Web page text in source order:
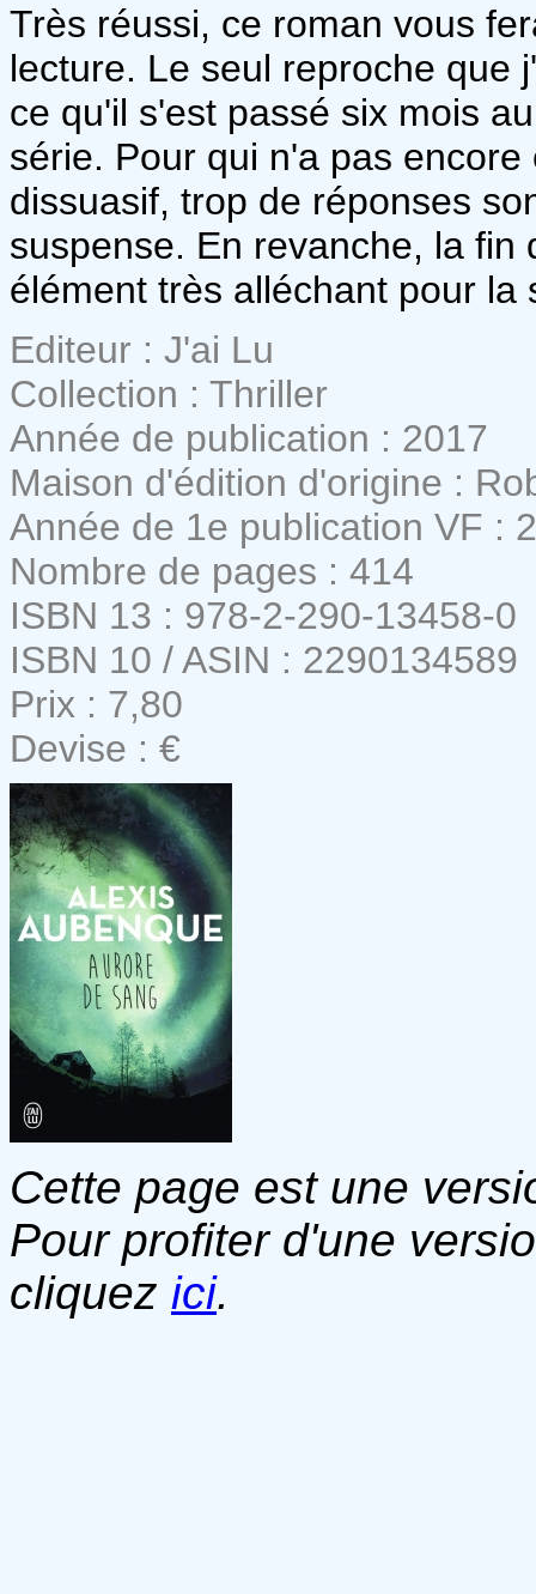
Très réussi, ce roman vous
lecture. Le seul reproche que
ce qu'il s'est passé six mois
série. Pour qui n'a pas
dissuasif, trop de réponses
suspense. En revanche, la
élément très alléchant pour la
Editeur : J'ai Lu
Collection : Thriller
Année de publication : 2017
Maison d'édition d'origine :
Année de 1e publication VF :
Nombre de pages : 414
ISBN 13 : 978-2-290-13458-0
ISBN 10 / ASIN : 2290134589
Prix : 7,80
Devise : €
Cette page est une
Pour profiter d'une
cliquez ici.